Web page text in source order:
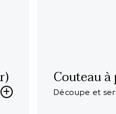
Couteau à
Découpe et